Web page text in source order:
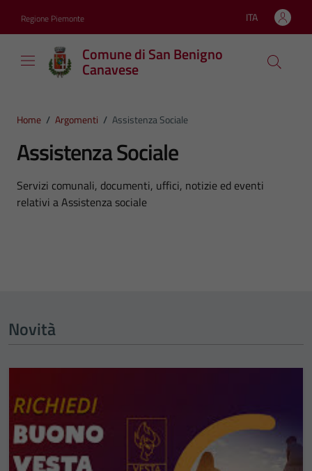
Regione Piemonte Lingua attiva:
ITA
Comune di San Benigno
Canavese
Home / Argomenti / Assistenza Sociale
Assistenza Sociale
Dettagli dell'argomento
Servizi comunali, documenti, uffici, notizie ed eventi
relativi a Assistenza sociale
Novità